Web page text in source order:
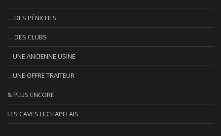
… DES PÉNICHES
… DES CLUBS
…UNE ANCIENNE USINE
…UNE OFFRE TRAITEUR
& PLUS ENCORE
LES CAVES LECHAPELAIS